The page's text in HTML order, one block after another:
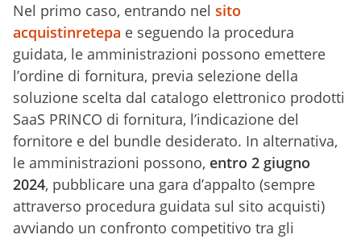
Nel primo caso, entrando nel sito
acquistinretepa e seguendo la procedura
guidata, le amministrazioni possono emettere
l’ordine di fornitura, previa selezione della
soluzione scelta dal catalogo elettronico prodotti
SaaS PRINCO di fornitura, l’indicazione del
fornitore e del bundle desiderato. In alternativa,
le amministrazioni possono, entro 2 giugno
2024, pubblicare una gara d’appalto (sempre
attraverso procedura guidata sul sito acquisti)
avviando un confronto competitivo tra gli